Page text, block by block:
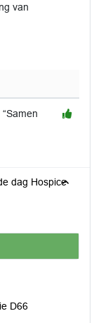
van
dag Hospice
D66